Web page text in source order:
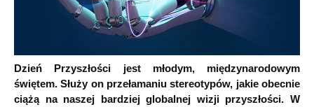
Dzień Przyszłości jest młodym, międzynarodowym
świętem. Służy on przełamaniu stereotypów, jakie obecnie
ciążą na naszej bardziej globalnej wizji przyszłości. W